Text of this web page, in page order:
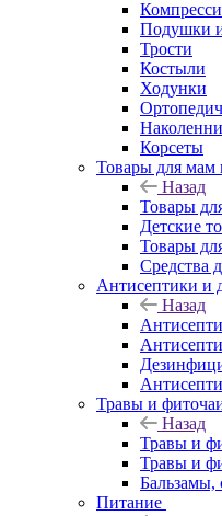
Подушки
Трости
Костыли
Ходунки
Корсеты
Товары для мам
Назад
Товары
Детские
Товары
Средства
Антисептики и
Назад
Травы и
Назад
Травы и
Травы и
Питание